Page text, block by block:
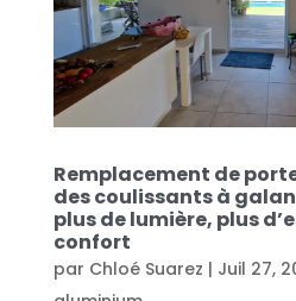
Remplacement de
des coulissants à
plus de lumière, plus
confort
par Chloé Suarez | Juil 27,